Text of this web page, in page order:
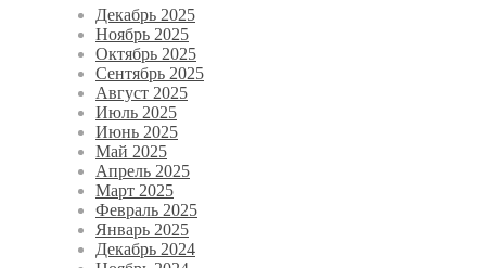
Декабрь 2025
Ноябрь 2025
Октябрь 2025
Сентябрь 2025
Август 2025
Июль 2025
Июнь 2025
Май 2025
Апрель 2025
Март 2025
Февраль 2025
Январь 2025
Декабрь 2024